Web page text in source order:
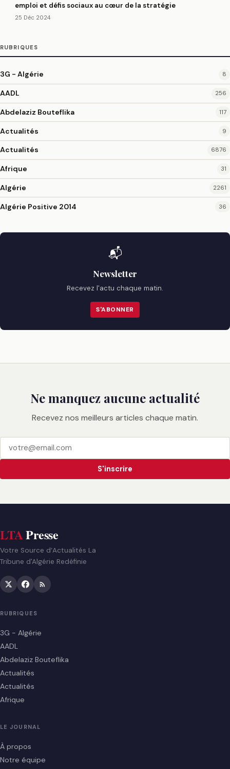
emploi et défis sociaux au cœur de la stratégie
25 Déc 2024
RUBRIQUES
3G - Algérie 8
AADL 256
Abdelaziz Bouteflika 117
Actualités 9
Actualités 6876
Afrique 31
Algérie 2261
Algérie Positive 2014 36
📬
Newsletter
Recevez l'actu chaque matin.
S'ABONNER
Ne manquez aucune actualité
Recevez nos meilleurs articles chaque matin.
S'inscrire
LTAPresse
Votre Source d’Actualités La
Tribune d'Algérie Redéfinie
RUBRIQUES
3G - Algérie
AADL
Abdelaziz Bouteflika
Actualités
Actualités
Afrique
LE JOURNAL
À propos
Notre équipe